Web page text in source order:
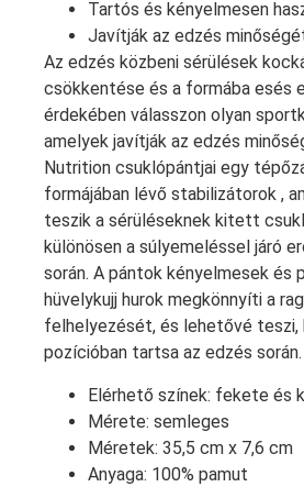
Tartós és kényelmesen
Javítják az edzés
Az edzés közbeni sérülések
csökkentése és a formába esés
érdekében válasszon olyan
amelyek javítják az edzés
Nutrition csuklópántjai egy
formájában lévő stabilizátorok ,
teszik a sérüléseknek kitett
különösen a súlyemeléssel járó
során. A pántok kényelmesek és
hüvelykujj hurok megkönnyíti a
felhelyezését, és lehetővé teszi,
pozícióban tartsa az edzés során.
Elérhető színek: fekete és
Mérete: semleges
Méretek: 35,5 cm x 7,6 cm
Anyaga: 100% pamut